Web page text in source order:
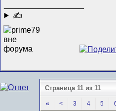
✍
Страница 11 из 11
« < 3 4 5